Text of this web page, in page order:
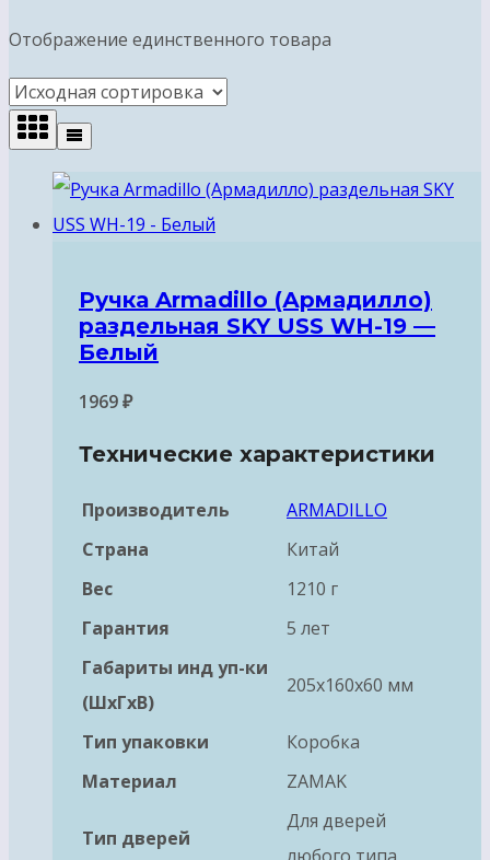
Отображение единственного товара
Ручка Armadillo (Армадилло)
раздельная SKY USS WH-19 —
Белый
1969₽
Технические характеристики
Производитель
ARMADILLO
Страна
Китай
Вес
1210 г
Гарантия
5 лет
Габариты инд уп-ки
(ШхГхВ)
205x160x60 мм
Тип упаковки
Коробка
Материал
ZAMAK
Тип дверей
Для дверей
любого типа